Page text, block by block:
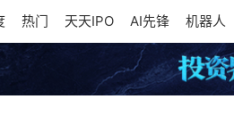
热门 天天IPO AI先锋 机器人